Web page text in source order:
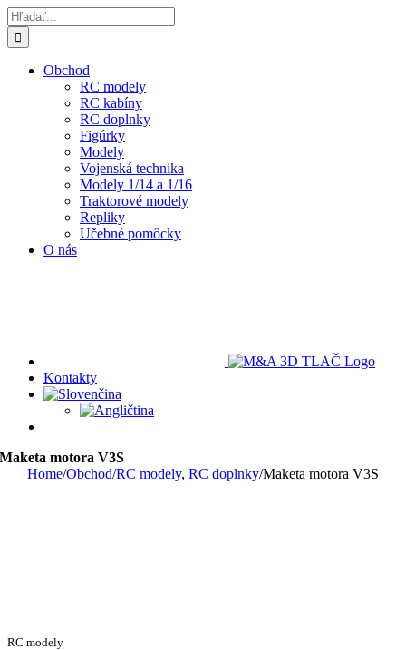
Skip
to
content
Hľadať:
Obchod
RC modely
RC kabíny
RC doplnky
Figúrky
Modely
Vojenská technika
Modely 1/14 a 1/16
Traktorové modely
Repliky
Učebné pomôcky
O nás
Kontakty
Maketa motora V3S
Home/Obchod/RC modely, RC doplnky/Maketa motora V3S
RC modely